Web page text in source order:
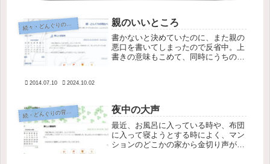
続
々・どんぐりの背比べ 親のいいところ
書かないと決めていたのに、また親の
悪口を書いてしまったので反省中。上
書きの意味もこめて、同時にうちの親
情報...
2014.07.10 2024.10.02
続
・どんぐりの背比べ 夜中の大声
最近、お風呂に入っている時や、布団
に入って寝ようとする時によく、マン
ションのどこかの家から金切り声が聞